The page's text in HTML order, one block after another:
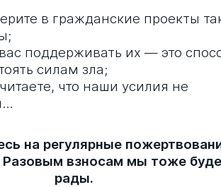
в гражданские проекты
поддерживать их — это
силам зла;
что наши усилия не
на регулярные
Разовым взносам мы тоже
рады.